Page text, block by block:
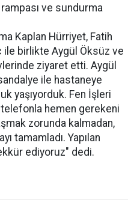
ve sundurma
Kaplan Hürriyet, Fatih
ile birlikte Aygül Öksüz ve
ziyaret etti. Aygül
ile hastaneye
yaşıyorduk. Fen İşleri
hemen gerekeni
zorunda kalmadan,
tamamladı. Yapılan
ediyoruz" dedi.